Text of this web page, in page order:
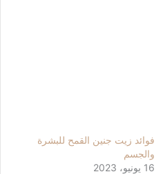
فوائد زيت جنين القمح للبشرة
والجسم
16 يونيو، 2023